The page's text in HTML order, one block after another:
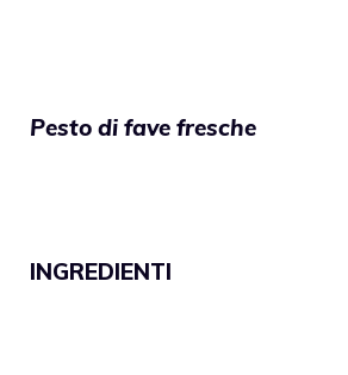
Pesto di fave fresche
INGREDIENTI